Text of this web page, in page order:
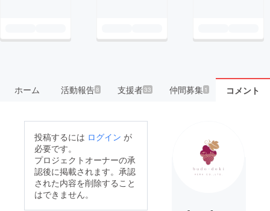
ホーム 活動報告8 支援者33 仲間募集 1 コメント
投稿するには ログイン が
必要です。
プロジェクトオーナーの承
認後に掲載されます。承認
された内容を削除すること
はできません。